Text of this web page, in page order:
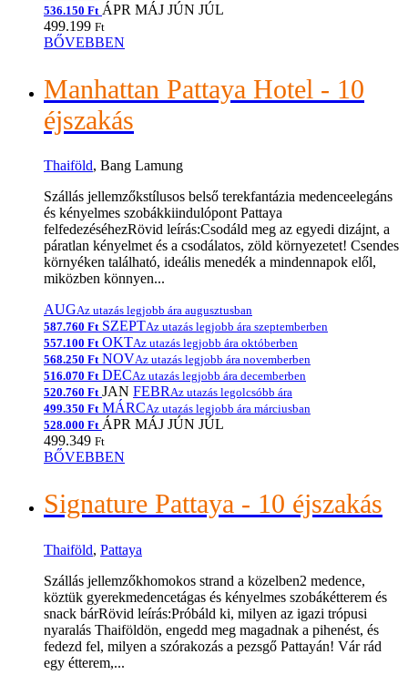
536.150 Ft ÁPR MÁJ JÚN JÚL
499.199 Ft
BŐVEBBEN
Manhattan Pattaya Hotel - 10
éjszakás
Thaiföld, Bang Lamung
Szállás jellemzőkstílusos belső terekfantázia medenceelegáns
és kényelmes szobákkiindulópont Pattaya
felfedezéséhezRövid leírás:Csodáld meg az egyedi dizájnt, a
páratlan kényelmet és a csodálatos, zöld környezetet! Csendes
környéken található, ideális menedék a mindennapok elől,
miközben könnyen...
AUGAz utazás legjobb ára augusztusban
587.760 Ft SZEPTAz utazás legjobb ára szeptemberben
557.100 Ft OKTAz utazás legjobb ára októberben
568.250 Ft NOVAz utazás legjobb ára novemberben
516.070 Ft DECAz utazás legjobb ára decemberben
520.760 Ft JAN FEBRAz utazás legolcsóbb ára
499.350 Ft MÁRCAz utazás legjobb ára márciusban
528.000 Ft ÁPR MÁJ JÚN JÚL
499.349 Ft
BŐVEBBEN
Signature Pattaya - 10 éjszakás
Thaiföld, Pattaya
Szállás jellemzőkhomokos strand a közelben2 medence,
köztük gyerekmedencetágas és kényelmes szobákétterem és
snack bárRövid leírás:Próbáld ki, milyen az igazi trópusi
nyaralás Thaiföldön, engedd meg magadnak a pihenést, és
fedezd fel, milyen a szórakozás a pezsgő Pattayán! Vár rád
egy étterem,...